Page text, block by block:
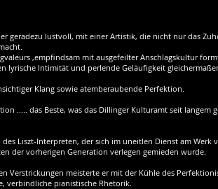
geradezu lustvoll, mit einer Artistik, die nicht nur das
,empfindsam mit ausgefeilter Anschlagskultur
lyrische lntimität und perlende Geläufigkeit
Klang sowie atemberaubende Perfektion.
..... das Beste, was das Dillinger Kulturamt seit langem
Liszt-lnterpreten, der sich im uneitlen Dienst am Werk
der vorherigen Generation verlegen gemieden wurde.
Verstrickungen meisterte er mit der Kühle des
verbindliche pianistische Rhetorik.